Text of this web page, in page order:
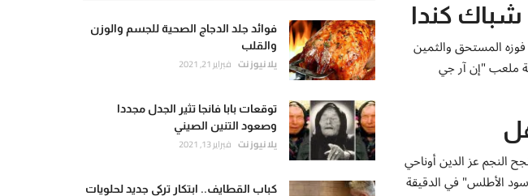
شباك كندا
تاريخياً جديداً بتأهله إلى الدور ربع النهائي لبطولة كأس العالم 2026، بعد فوزه المستحق والثمين
ملعب "إن آر جي
النجم عز الدين أوناحي
الأطلس" في الدقيقة
فوائد جلد الدجاج الصحية للجسم والوزن
والقلب
يلا نيوز نت فبراير 21, 2021
توقعات بابا فانجا تثير الجدل مجددا
وصعود التنين الصيني
يلا نيوز نت فبراير 13, 2021
كباب القطايف.. ابتكار تركي جديد لحلويات